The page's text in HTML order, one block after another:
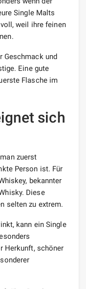
Single Malts
weil ihre feinen
Geschmack und
Eine gute
Flasche im
sich
zuerst
Person ist. Für
bekannter
Diese
selten zu extrem.
kann ein Single
Herkunft, schöner